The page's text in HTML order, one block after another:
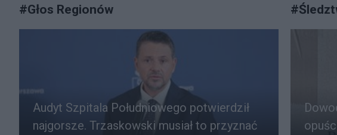
#Głos Regionów
Audyt Szpitala Południowego potwierdził
najgorsze. Trzaskowski musiał to przyznać
#